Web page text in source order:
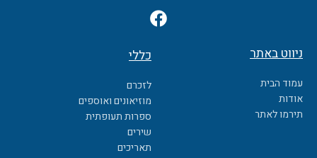
F
a
e
b
o
o
k
ניווט באתר
עמוד הבית
אודות
תירמו לאתר
כללי
לזכרם
מוזיאונים ואוספים
ספרות תעופתית
שירים
תאריכים